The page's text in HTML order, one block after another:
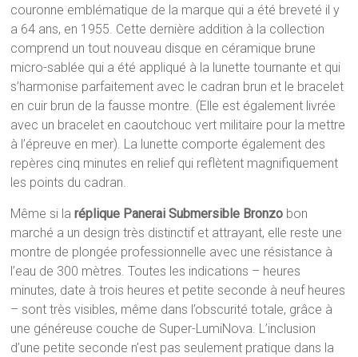
couronne emblématique de la marque qui a été breveté il y
a 64 ans, en 1955. Cette dernière addition à la collection
comprend un tout nouveau disque en céramique brune
micro-sablée qui a été appliqué à la lunette tournante et qui
s’harmonise parfaitement avec le cadran brun et le bracelet
en cuir brun de la fausse montre. (Elle est également livrée
avec un bracelet en caoutchouc vert militaire pour la mettre
à l’épreuve en mer). La lunette comporte également des
repères cinq minutes en relief qui reflètent magnifiquement
les points du cadran.
Même si laréplique Panerai Submersible Bronzo bon
marché a un design très distinctif et attrayant, elle reste une
montre de plongée professionnelle avec une résistance à
l’eau de 300 mètres. Toutes les indications – heures
minutes, date à trois heures et petite seconde à neuf heures
– sont très visibles, même dans l’obscurité totale, grâce à
une généreuse couche de Super-LumiNova. L’inclusion
d’une petite seconde n’est pas seulement pratique dans la